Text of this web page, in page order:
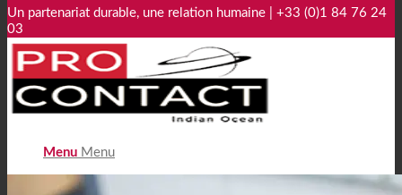
Un partenariat durable, une relation humaine | +33 (0)1 84 76 24
03
Menu Menu